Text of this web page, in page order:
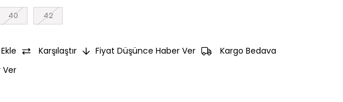
40 42
Karşılaştır Fiyat Düşünce Haber Ver
Kargo Bedava
Ver